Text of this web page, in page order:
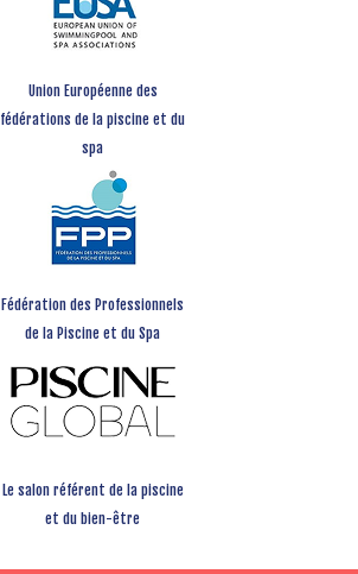
Union Européenne des
fédérations de la piscine et du
spa
Fédération des Professionnels
de la Piscine et du Spa
Le salon référent de la piscine
et du bien-être